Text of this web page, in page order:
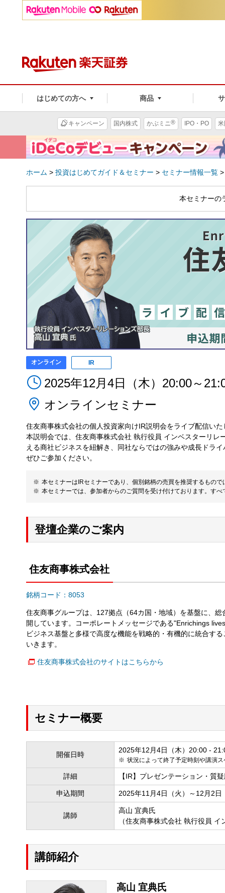
はじめての方へ 商品
キャンペーン 国内株式 かぶミニ® IPO・PO
ホーム > 投資はじめてガイド＆セミナー > セミナー情報一覧
本セミナーの
オンライン IR
2025年12月4日（木）20:00～
オンラインセミナー
住友商事株式会社の個人投資家向けIR説明会をライブ配信いた
本説明会では、住友商事株式会社 執行役員 インベスターリ
える商社ビジネスを紐解き、同社ならではの強みや成長ドラ
ぜひご参加ください。
本セミナーはIRセミナーであり、個別銘柄の売買を推奨するもの
本セミナーでは、参加者からのご質問を受け付けております。す
登壇企業のご案内
住友商事株式会社
銘柄コード：8053
住友商事グループは、127拠点（64カ国・地域）を基盤に、
開しています。コーポレートメッセージである"Enrichings
ビジネス基盤と多様で高度な機能を戦略的・有機的に統合す
いきます。
住友商事株式会社のサイトはこちらから
セミナー概要
開催日時
2025年12月4日（木）20:00 -
状況によって終了予定時刻や講演
詳細 【IR】プレゼンテーション・質
申込期間 2025年11月4日（火）～12月2日
講師
高山 宜典氏
（住友商事株式会社 執行役員
講師紹介
高山 宜典氏